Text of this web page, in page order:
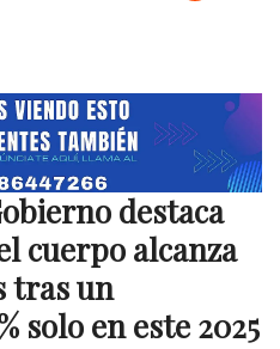
destaca
cuerpo alcanza
tras un
solo en este 2025